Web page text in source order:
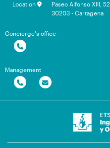
Location
Paseo Alfonso XIII, 52
30203 - Cartagena
Concierge's office
Management